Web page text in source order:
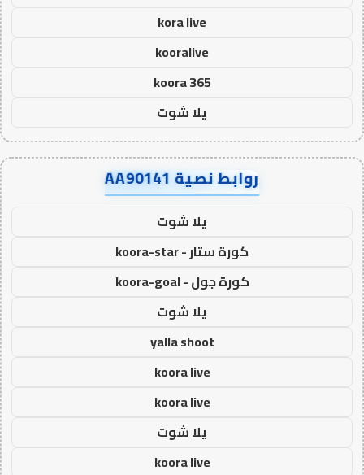
kora live
kooralive
koora 365
يلا شوت
روابط نصية AA90141
يلا شوت
كورة ستار - koora-star
كورة جول - koora-goal
يلا شوت
yalla shoot
koora live
koora live
يلا شوت
koora live